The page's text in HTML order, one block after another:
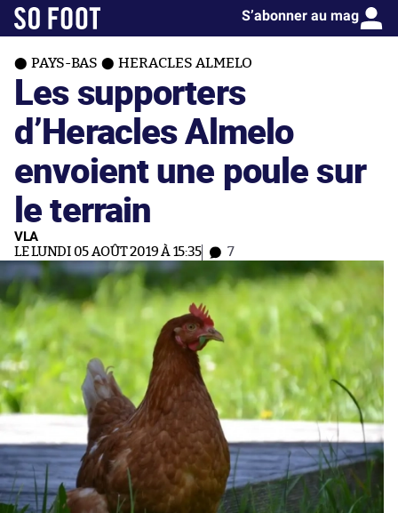
S’abonner au mag
PAYS-BAS HERACLES ALMELO
Les supporters
d’Heracles Almelo
envoient une poule sur
le terrain
VLA
LE LUNDI 05 AOÛT 2019 À 15:35 7